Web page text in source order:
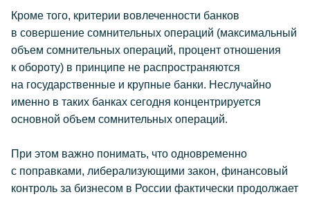
Кроме того, критерии вовлеченности банков
в совершение сомнительных операций (максимальный
объем сомнительных операций, процент отношения
к обороту) в принципе не распространяются
на государственные и крупные банки. Неслучайно
именно в таких банках сегодня концентрируется
основной объем сомнительных операций.
При этом важно понимать, что одновременно
с поправками, либерализующими закон, финансовый
контроль за бизнесом в России фактически продолжает